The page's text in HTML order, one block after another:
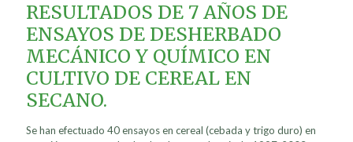
RESULTADOS DE 7 AÑOS DE
ENSAYOS DE DESHERBADO
MECÁNICO Y QUÍMICO EN
CULTIVO DE CEREAL EN
SECANO.
Se han efectuado 40 ensayos en cereal (cebada y trigo duro) en